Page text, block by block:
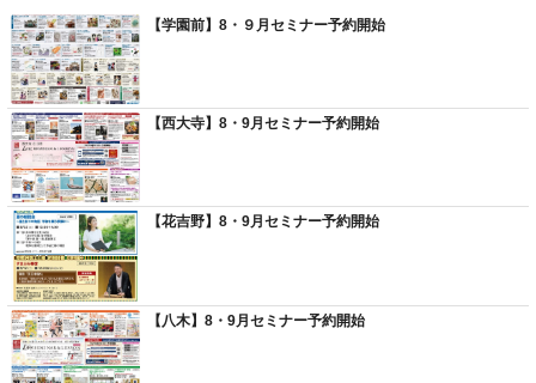
【学園前】8・９月セミナー予約開始
【西大寺】8・9月セミナー予約開始
【花吉野】8・9月セミナー予約開始
【八木】8・9月セミナー予約開始